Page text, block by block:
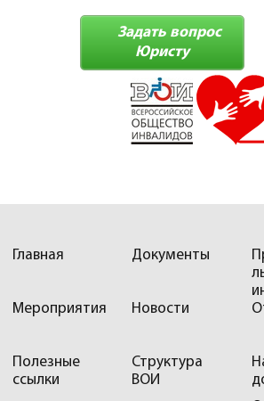
Задать вопрос
Юристу
Главная Документы
Мероприятия
Новости
Полезные
ссылки
Структура
ВОИ